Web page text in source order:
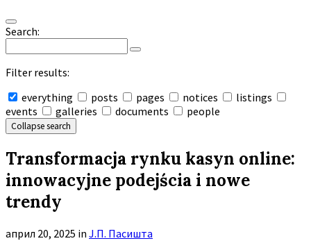
Search:
Filter results:
everything
posts pages notices
listings
events
galleries documents people
Collapse search
Transformacja rynku kasyn online:
innowacyjne podejścia i nowe
trendy
април 20, 2025 in Ј.П. Пасишта